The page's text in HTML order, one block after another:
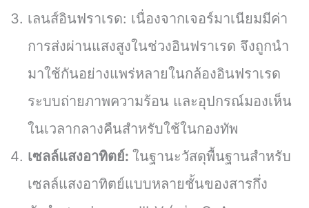
เลนส์อินฟราเรด: เนื่องจากเจอร์มาเนียมมีค่า
การส่งผ่านแสงสูงในช่วงอินฟราเรด จึงถูกนำ
มาใช้กันอย่างแพร่หลายในกล้องอินฟราเรด
ระบบถ่ายภาพความร้อน และอุปกรณ์มองเห็น
ในเวลากลางคืนสำหรับใช้ในกองทัพ
เซลล์แสงอาทิตย์: ในฐานะวัสดุพื้นฐานสำหรับ
เซลล์แสงอาทิตย์แบบหลายชั้นของสารกึ่ง